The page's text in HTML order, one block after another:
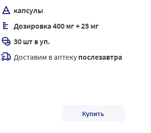
капсулы
Дозировка 400 мг + 25 мг
30 шт в уп.
Доставим в аптеку послезавтра
Купить